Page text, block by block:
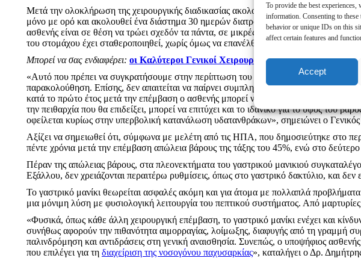
To provide the best experiences,
information. Consenting to
behavior or unique IDs on this
affect certain features and
Accept
Μετά την ολοκλήρωση της χειρουργικής διαδικασίας ακολουθεί νοσηλεία περίπου
μόνο με ορό και ακολουθεί ένα διάστημα 30 ημερών διατροφικής προσαρμογής, με
ασθενής είναι σε θέση να τρώει σχεδόν τα πάντα, σε μικρές ποσότητες, και σε έξι
του στομάχου έχει σταθεροποιηθεί, χωρίς όμως να επανέλθει ποτέ στα προ της
Mπορεί να σας ενδιαφέρει: οι Καλύτεροι Γενικοί Χειρουργοί στην Ελλάδα το 2025
«Αυτό που πρέπει να συγκρατήσουμε στην περίπτωση του γαστρικού μανικιού είναι
παρακολούθηση. Επίσης, δεν απαιτείται να παίρνει συμπληρώματα διατροφής,
κατά το πρώτο έτος μετά την επέμβαση ο ασθενής μπορεί να χάσει έως και το 70%
την πειθαρχία που θα επιδείξει, μπορεί να επιτύχει και το ιδανικό για το ύψος του
οφείλεται κυρίως στην υπερβολική κατανάλωση υδατανθράκων», σημειώνει ο
Αξίζει να σημειωθεί ότι, σύμφωνα με μελέτη από τις ΗΠΑ, που δημοσιεύτηκε στο
πέντε χρόνια μετά την επέμβαση απώλεια βάρους της τάξης του 45%, ενώ στο
Πέραν της απώλειας βάρους, στα πλεονεκτήματα του γαστρικού μανικιού
Εξάλλου, δεν χρειάζονται περαιτέρω ρυθμίσεις, όπως στο γαστρικό δακτύλιο, και
Το γαστρικό μανίκι θεωρείται ασφαλές ακόμη και για άτομα με πολλαπλά προβλήματα
μια μόνιμη λύση με φυσιολογική λειτουργία του πεπτικού συστήματος. Από
«Φυσικά, όπως κάθε άλλη χειρουργική επέμβαση, το γαστρικό μανίκι ενέχει και
συνήθως αφορούν την πιθανότητα αιμορραγίας, λοίμωξης, διαφυγής από τη γραμμή
παλινδρόμηση και αντιδράσεις στη γενική αναισθησία. Συνεπώς, ο υποψήφιος
που επιλέγει για τη διαχείριση της νοσογόνου παχυσαρκίας», καταλήγει ο Δρ.